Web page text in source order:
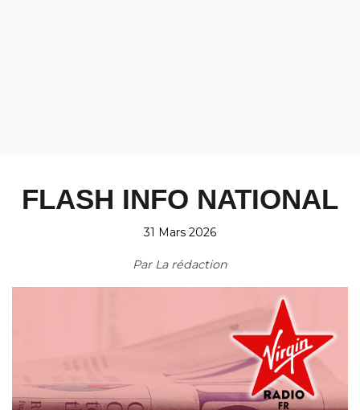
FLASH INFO NATIONAL
31 Mars 2026
Par La rédaction